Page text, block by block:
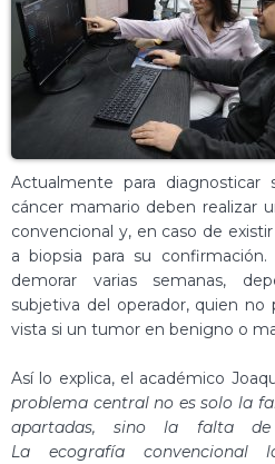
Actualmente para
cáncer mamario deben realizar
convencional y, en caso de
a biopsia para su
demorar varias semanas,
subjetiva del operador, quien
vista si un tumor en benigno o
Así lo explica, el académico
problema central no es solo la
apartadas, sino la falta de
La ecografía convencional